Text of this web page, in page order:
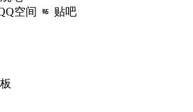
空间 贴吧